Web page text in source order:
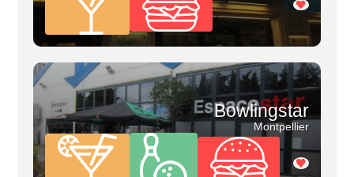
Bowlingstar
Montpellier